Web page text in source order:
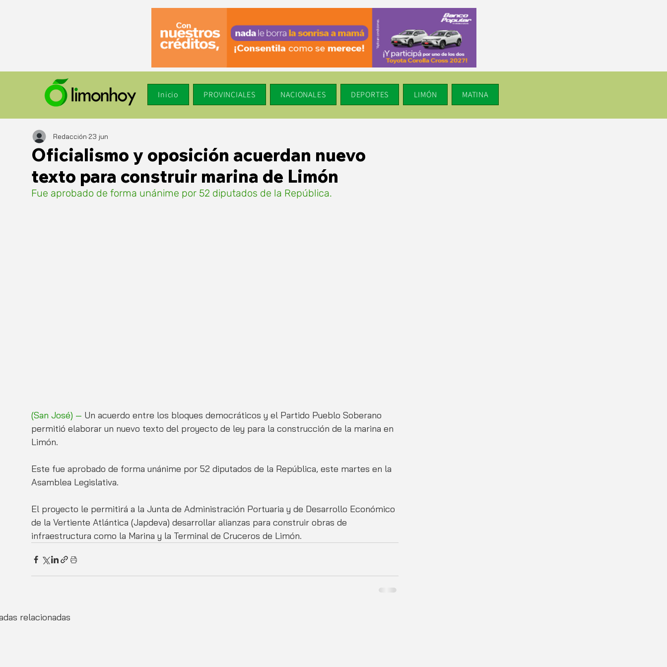
Inicio PROVINCIALES NACIONALES DEPORTES LIMÓN MATINA
Oficialismo y oposición acuerdan nuevo
texto para construir marina de Limón
Redacción 23 jun
Fue aprobado de forma unánime por 52 diputados de la República.
(San José) — Un acuerdo entre los bloques democráticos y el Partido Pueblo Soberano
permitió elaborar un nuevo texto del proyecto de ley para la construcción de la marina en
Limón.
Este fue aprobado de forma unánime por 52 diputados de la República, este martes en la
Asamblea Legislativa.
El proyecto le permitirá a la Junta de Administración Portuaria y de Desarrollo Económico
de la Vertiente Atlántica (Japdeva) desarrollar alianzas para construir obras de
infraestructura como la Marina y la Terminal de Cruceros de Limón.
relacionadas